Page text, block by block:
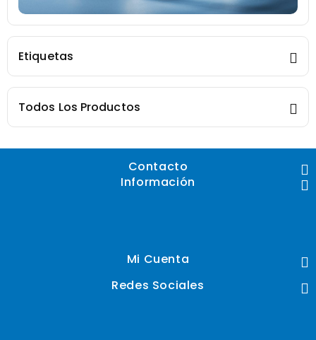
Etiquetas
Todos Los Productos
Contacto
Información
Mi Cuenta
Redes Sociales